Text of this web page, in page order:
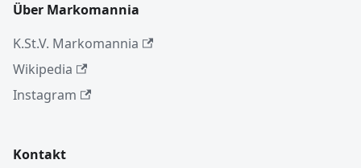
Über Markomannia
K.St.V. Markomannia
Wikipedia
Instagram
Kontakt